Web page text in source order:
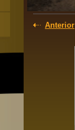
Anterior